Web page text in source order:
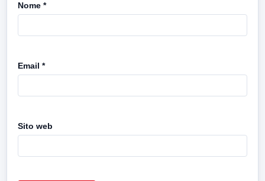
Nome *
Email *
Sito web